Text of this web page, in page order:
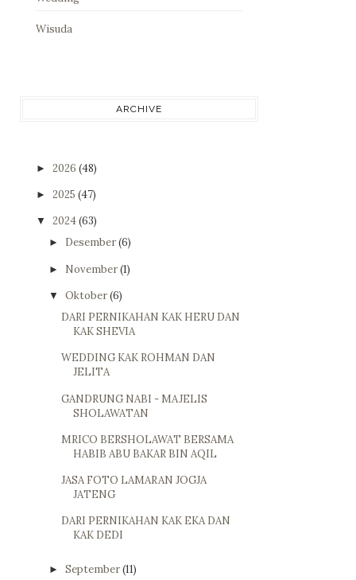
Wisuda
ARCHIVE
► 2026 (48)
► 2025 (47)
▼ 2024(63)
► Desember(6)
► November(1)
▼ Oktober(6)
DARI PERNIKAHAN KAK HERU DAN
KAK SHEVIA
WEDDING KAK ROHMAN DAN
JELITA
GANDRUNG NABI - MAJELIS
SHOLAWATAN
MRICO BERSHOLAWAT BERSAMA
HABIB ABU BAKAR BIN AQIL
JASA FOTO LAMARAN JOGJA
JATENG
DARI PERNIKAHAN KAK EKA DAN
KAK DEDI
► September(11)